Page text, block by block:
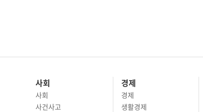
사회
사회
사건사고
경제
경제
생활경제